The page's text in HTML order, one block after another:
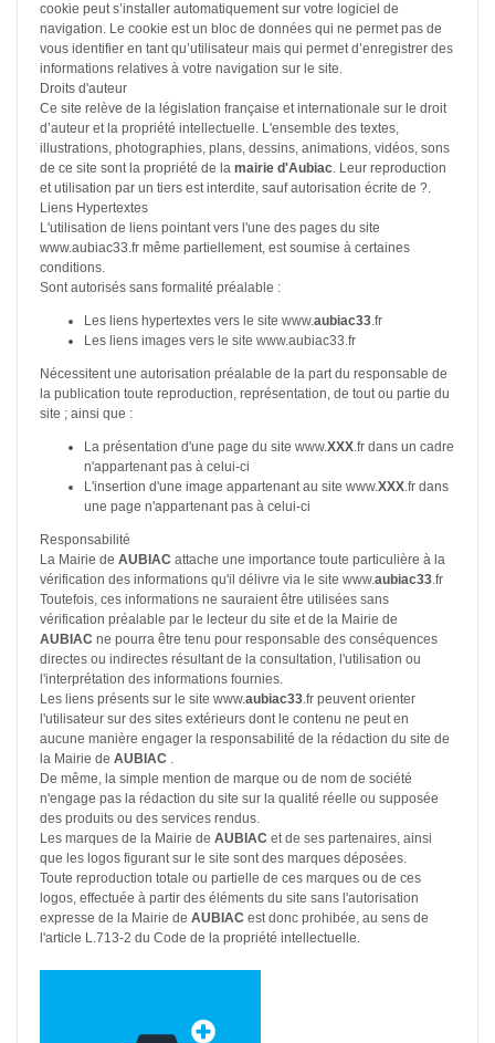
cookie peut s’installer automatiquement sur votre logiciel de
navigation. Le cookie est un bloc de données qui ne permet pas de
vous identifier en tant qu’utilisateur mais qui permet d’enregistrer des
informations relatives à votre navigation sur le site.
Droits d'auteur
Ce site relève de la législation française et internationale sur le droit
d’auteur et la propriété intellectuelle. L'ensemble des textes,
illustrations, photographies, plans, dessins, animations, vidéos, sons
de ce site sont la propriété de la mairie d'Aubiac. Leur reproduction
et utilisation par un tiers est interdite, sauf autorisation écrite de ?.
Liens Hypertextes
L'utilisation de liens pointant vers l'une des pages du site
www.aubiac33.fr même partiellement, est soumise à certaines
conditions.
Sont autorisés sans formalité préalable :
Les liens hypertextes vers le site www.aubiac33.fr
Les liens images vers le site www.aubiac33.fr
Nécessitent une autorisation préalable de la part du responsable de
la publication toute reproduction, représentation, de tout ou partie du
site ; ainsi que :
La présentation d'une page du site www.XXX.fr dans un cadre
n'appartenant pas à celui-ci
L'insertion d'une image appartenant au site www.XXX.fr dans
une page n'appartenant pas à celui-ci
Responsabilité
La Mairie de AUBIAC attache une importance toute particulière à la
vérification des informations qu'il délivre via le site www.aubiac33.fr
Toutefois, ces informations ne sauraient être utilisées sans
vérification préalable par le lecteur du site et de la Mairie de
AUBIAC ne pourra être tenu pour responsable des conséquences
directes ou indirectes résultant de la consultation, l'utilisation ou
l'interprétation des informations fournies.
Les liens présents sur le site www.aubiac33.fr peuvent orienter
l'utilisateur sur des sites extérieurs dont le contenu ne peut en
aucune manière engager la responsabilité de la rédaction du site de
la Mairie de AUBIAC .
De même, la simple mention de marque ou de nom de société
n'engage pas la rédaction du site sur la qualité réelle ou supposée
des produits ou des services rendus.
Les marques de la Mairie de AUBIAC et de ses partenaires, ainsi
que les logos figurant sur le site sont des marques déposées.
Toute reproduction totale ou partielle de ces marques ou de ces
logos, effectuée à partir des éléments du site sans l'autorisation
expresse de la Mairie de AUBIAC est donc prohibée, au sens de
l'article L.713-2 du Code de la propriété intellectuelle.